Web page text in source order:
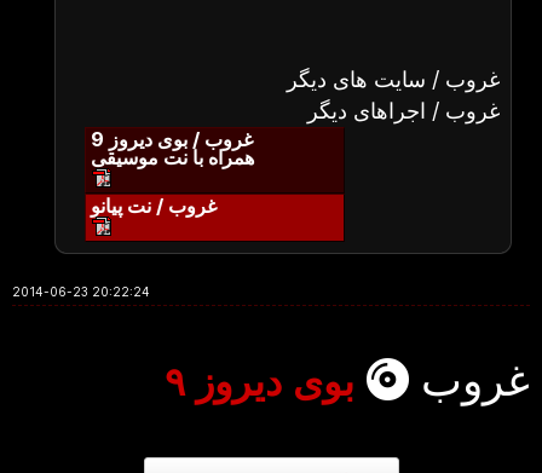
غروب / سایت های دیگر
غروب / اجراهای دیگر
غروب / بوی دیروز 9
همراه با نت موسیقی
غروب / نت پیانو
2014-06-23 20:22:24
غروب بوی دیروز ۹